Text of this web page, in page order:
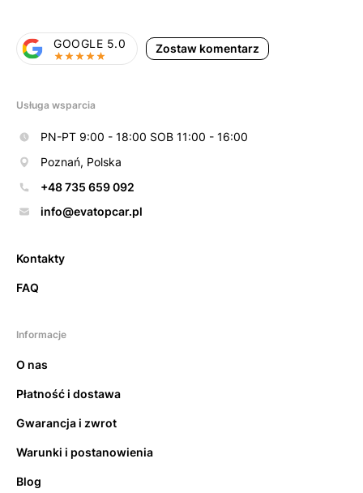
Zostaw komentarz
GOOGLE 5.0
Usługa wsparcia
PN-PT 9:00 - 18:00 SOB 11:00 - 16:00
Poznań, Polska
+48 735 659 092
info@evatopcar.pl
Kontakty
FAQ
Informacje
O nas
Płatność i dostawa
Gwarancja i zwrot
Warunki i postanowienia
Blog